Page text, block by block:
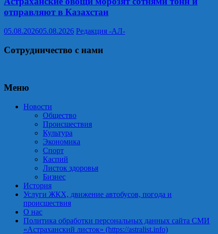
отправляют в Казахстан
05.08.202605.08.2026 Редакция -АЛ-
Сотрудничество с нами
Меню
Новости
Общество
Происшествия
Культура
Экономика
Спорт
Каспий
Листок здоровья
Бизнес
История
Услуги ЖКХ, движение автобусов, погода и
происшествия
О нас
Политика обработки персональных данных сайта СМИ
«Астраханский листок» (https://astralist.info)